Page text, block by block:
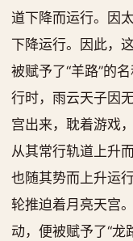
道下降而运行。因
下降运行。因此，
被赋予了“羊路”的
行时，雨云天子因
宫出来，耽着游戏
从其常行轨道上升
也随其势而上升运
轮推迫着月亮天宫
动，便被赋予了“龙